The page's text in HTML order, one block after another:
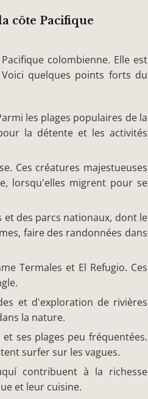
côte Pacifique
colombienne. Elle est
quelques points forts du
les plages populaires de la
la détente et les activités
Ces créatures majestueuses
lorsqu'elles migrent pour se
des parcs nationaux, dont le
faire des randonnées dans
Termales et El Refugio. Ces
et d'exploration de rivières
la nature.
ses plages peu fréquentées.
surfer sur les vagues.
contribuent à la richesse
et leur cuisine.